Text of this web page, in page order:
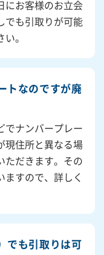
にお客様のお立会
でも引取りが可能
。
トなのですが廃
でナンバープレー
現住所と異なる場
ただきます。その
ますので、詳しく
でも引取りは可